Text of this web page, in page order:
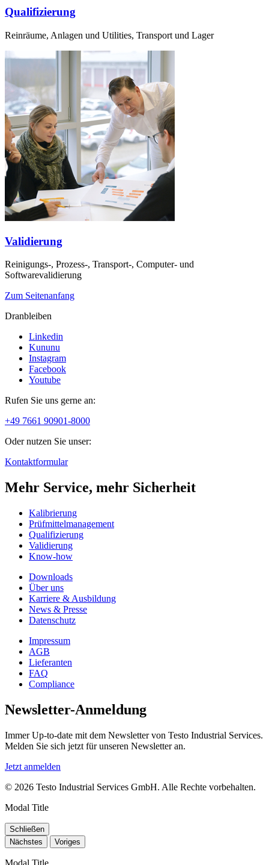
Qualifizierung
Reinräume, Anlagen und Utilities, Transport und Lager
Validierung
Reinigungs-, Prozess-, Transport-, Computer- und
Softwarevalidierung
Zum Seitenanfang
Dranbleiben
Linkedin
Kununu
Instagram
Facebook
Youtube
Rufen Sie uns gerne an:
+49 7661 90901-8000
Oder nutzen Sie unser:
Kontaktformular
Mehr Service, mehr Sicherheit
Kalibrierung
Prüfmittelmanagement
Qualifizierung
Validierung
Know-how
Downloads
Über uns
Karriere & Ausbildung
News & Presse
Datenschutz
Impressum
AGB
Lieferanten
FAQ
Compliance
Newsletter-Anmeldung
Immer Up-to-date mit dem Newsletter von Testo Industrial Services.
Melden Sie sich jetzt für unseren Newsletter an.
Jetzt anmelden
© 2026 Testo Industrial Services GmbH. Alle Rechte vorbehalten.
Modal Title
Schließen
Nächstes
Voriges
Modal Title